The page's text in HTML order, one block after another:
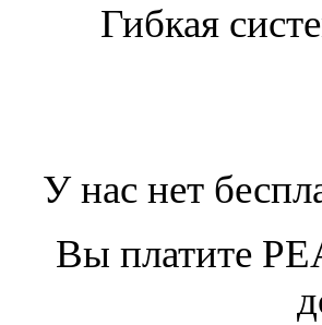
Гибкая
У нас нет
Вы платите